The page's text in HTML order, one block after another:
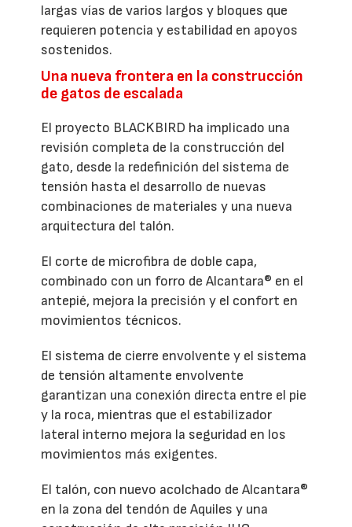
largas vías de varios largos y bloques que
requieren potencia y estabilidad en apoyos
sostenidos.
Una nueva frontera en la construcción
de gatos de escalada
El proyecto BLACKBIRD ha implicado una
revisión completa de la construcción del
gato, desde la redefinición del sistema de
tensión hasta el desarrollo de nuevas
combinaciones de materiales y una nueva
arquitectura del talón.
El corte de microfibra de doble capa,
combinado con un forro de Alcantara® en el
antepié, mejora la precisión y el confort en
movimientos técnicos.
El sistema de cierre envolvente y el sistema
de tensión altamente envolvente
garantizan una conexión directa entre el pie
y la roca, mientras que el estabilizador
lateral interno mejora la seguridad en los
movimientos más exigentes.
El talón, con nuevo acolchado de Alcantara®
en la zona del tendón de Aquiles y una